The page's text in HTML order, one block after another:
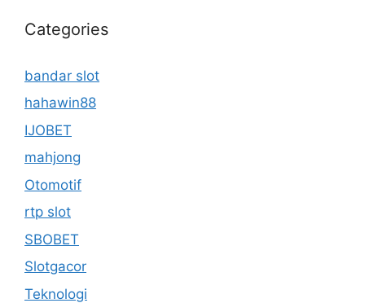
Categories
bandar slot
hahawin88
IJOBET
mahjong
Otomotif
rtp slot
SBOBET
Slotgacor
Teknologi